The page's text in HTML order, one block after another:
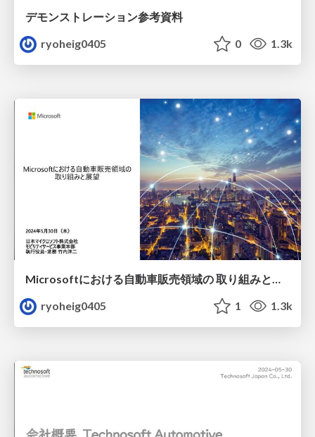
デモンストレーション参考資料
ryoheig0405
0 1.3k
Microsoftにおける自動車販売領域の 取り組みと展望
ryoheig0405
1 1.3k